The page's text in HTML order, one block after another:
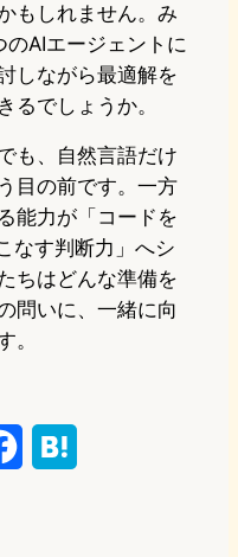
もしれません。み
AIエージェントに
しながら最適解を
るでしょうか。
も、自然言語だけ
目の前です。一方
能力が「コードを
なす判断力」へシ
ちはどんな準備を
問いに、一緒に向
。